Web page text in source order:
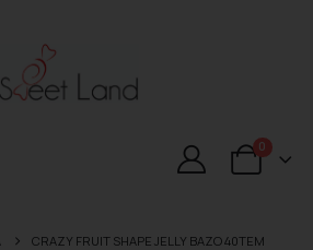
0
CRAZY FRUIT SHAPE JELLY ΒΑΖΟ 40ΤΕΜ